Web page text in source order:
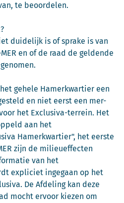
te beoordelen.
duidelijk is of sprake is van
en of de raad de geldende
gehele Hamerkwartier een
en niet eerst een mer-
het Exclusiva-terrein. Het
aan het
Hamerkwartier", het eerste
zijn de milieueffecten
van het
expliciet ingegaan op het
De Afdeling kan deze
mocht ervoor kiezen om